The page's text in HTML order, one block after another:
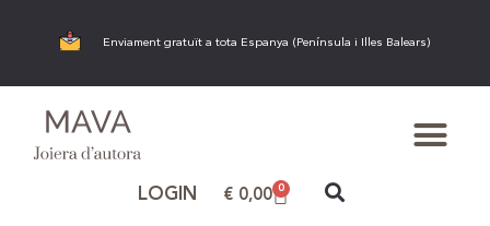
Enviament gratuït a tota Espanya (Península i Illes Balears)
LOGIN € 0,00 0